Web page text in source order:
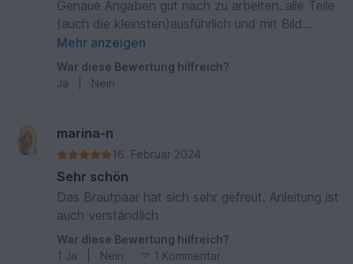
Genaue Angaben gut nach zu arbeiten..alle Teile
(auch die kleinsten)ausführlich und mit Bild
beschrieben
Mehr anzeigen
War diese Bewertung hilfreich?
Ja
Nein
marina-n
16. Februar 2024
Sehr schön
Das Brautpaar hat sich sehr gefreut. Anleitung ist
auch verständlich
War diese Bewertung hilfreich?
1 Ja Nein 1 Kommentar